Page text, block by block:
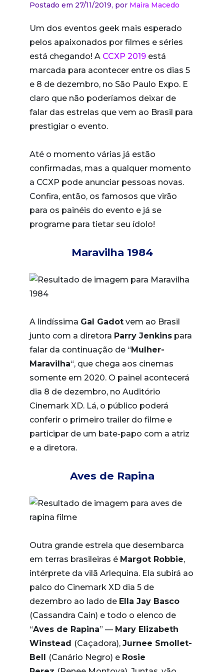
Postado em 27/11/2019, por Maira Macedo
Um dos eventos geek mais esperado
pelos apaixonados por filmes e séries
está chegando! A CCXP 2019 está
marcada para acontecer entre os dias 5
e 8 de dezembro, no São Paulo Expo. E
claro que não poderíamos deixar de
falar das estrelas que vem ao Brasil para
prestigiar o evento.
Até o momento várias já estão
confirmadas, mas a qualquer momento
a CCXP pode anunciar pessoas novas.
Confira, então, os famosos que virão
para os painéis do evento e já se
programe para tietar seu ídolo!
Maravilha 1984
A lindíssima Gal Gadot vem ao Brasil
junto com a diretora Parry Jenkins para
falar da continuação de “Mulher-
Maravilha“, que chega aos cinemas
somente em 2020. O painel acontecerá
dia 8 de dezembro, no Auditório
Cinemark XD. Lá, o público poderá
conferir o primeiro trailer do filme e
participar de um bate-papo com a atriz
e a diretora.
Aves de Rapina
Outra grande estrela que desembarca
em terras brasileiras é Margot Robbie,
intérprete da vilã Arlequina. Ela subirá ao
palco do Cinemark XD dia 5 de
dezembro ao lado de Ella Jay Basco
(Cassandra Cain) e todo o elenco de
“Aves de Rapina” — Mary Elizabeth
Winstead (Caçadora), Jurnee Smollet-
Bell (Canário Negro) e Rosie